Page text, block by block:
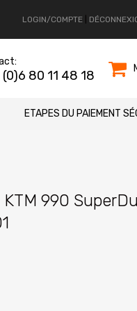
LOGIN/COMPTE
80 11 48 18
ETAPES DU PAIEMENT
990